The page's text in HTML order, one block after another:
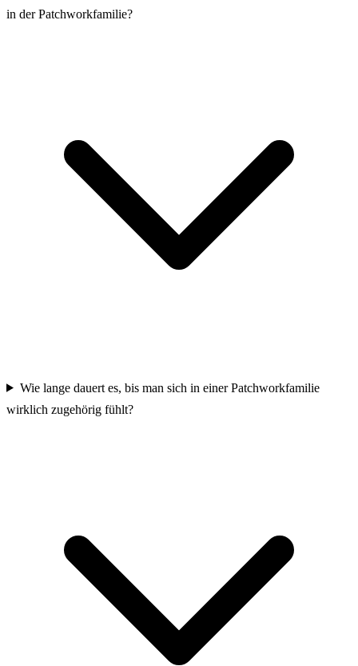
in der Patchworkfamilie?
Wie lange dauert es, bis man sich in einer Patchworkfamilie
wirklich zugehörig fühlt?